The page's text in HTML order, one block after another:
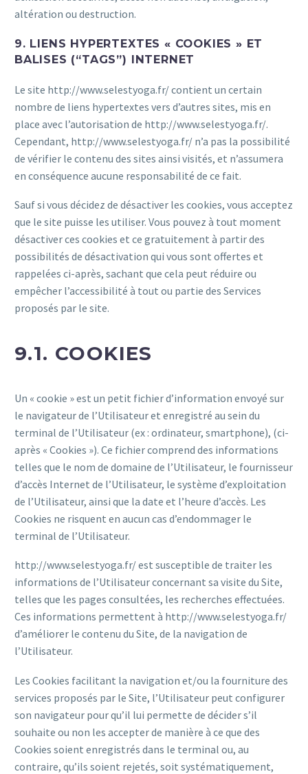
altération ou destruction.
9. LIENS HYPERTEXTES « COOKIES » ET
BALISES (“TAGS”) INTERNET
Le site http://www.selestyoga.fr/ contient un certain
nombre de liens hypertextes vers d’autres sites, mis en
place avec l’autorisation de http://www.selestyoga.fr/.
Cependant, http://www.selestyoga.fr/ n’a pas la possibilité
de vérifier le contenu des sites ainsi visités, et n’assumera
en conséquence aucune responsabilité de ce fait.
Sauf si vous décidez de désactiver les cookies, vous acceptez
que le site puisse les utiliser. Vous pouvez à tout moment
désactiver ces cookies et ce gratuitement à partir des
possibilités de désactivation qui vous sont offertes et
rappelées ci-après, sachant que cela peut réduire ou
empêcher l’accessibilité à tout ou partie des Services
proposés par le site.
9.1. COOKIES
Un « cookie » est un petit fichier d’information envoyé sur
le navigateur de l’Utilisateur et enregistré au sein du
terminal de l’Utilisateur (ex : ordinateur, smartphone), (ci-
après « Cookies »). Ce fichier comprend des informations
telles que le nom de domaine de l’Utilisateur, le fournisseur
d’accès Internet de l’Utilisateur, le système d’exploitation
de l’Utilisateur, ainsi que la date et l’heure d’accès. Les
Cookies ne risquent en aucun cas d’endommager le
terminal de l’Utilisateur.
http://www.selestyoga.fr/ est susceptible de traiter les
informations de l’Utilisateur concernant sa visite du Site,
telles que les pages consultées, les recherches effectuées.
Ces informations permettent à http://www.selestyoga.fr/
d’améliorer le contenu du Site, de la navigation de
l’Utilisateur.
Les Cookies facilitant la navigation et/ou la fourniture des
services proposés par le Site, l’Utilisateur peut configurer
son navigateur pour qu’il lui permette de décider s’il
souhaite ou non les accepter de manière à ce que des
Cookies soient enregistrés dans le terminal ou, au
contraire, qu’ils soient rejetés, soit systématiquement,